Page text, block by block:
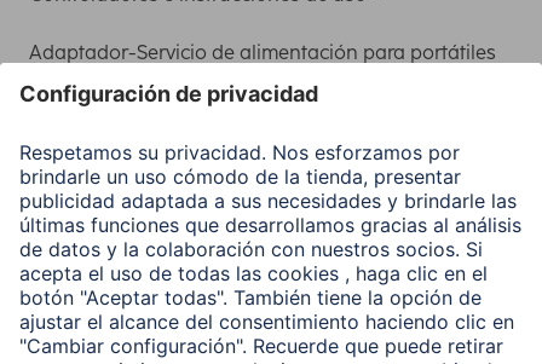
Adaptador-Servicio de alimentación para portátiles
Clientes online
Conviértete en distribuidor
Compañía